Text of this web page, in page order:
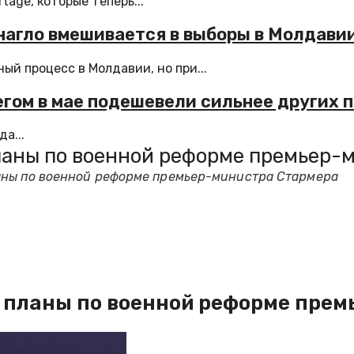
вмешивается в выборы в
процесс в Молдавии, но при...
в мае подешевели сильнее других
по военной реформе премьер-
по военной реформе премьер-министра Стармера
по военной реформе